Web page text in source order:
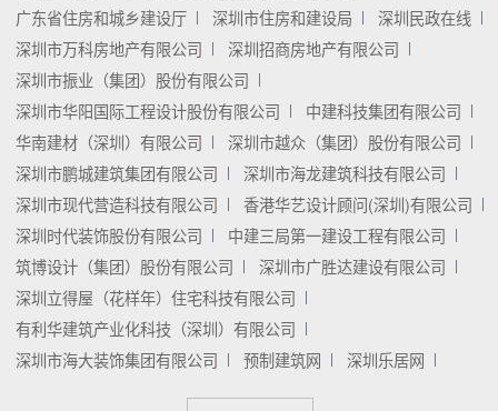
广东省住房和城乡建设厅
深圳市住房和建设局
深圳民政在线
深圳市万科房地产有限公司
深圳招商房地产有限公司
深圳市振业（集团）股份有限公司
深圳市华阳国际工程设计股份有限公司
中建科技集团有限公司
华南建材（深圳）有限公司
深圳市越众（集团）股份有限公司
深圳市鹏城建筑集团有限公司
深圳市海龙建筑科技有限公司
深圳市现代营造科技有限公司
香港华艺设计顾问(深圳)有限公司
深圳时代装饰股份有限公司
中建三局第一建设工程有限公司
筑博设计（集团）股份有限公司
深圳市广胜达建设有限公司
深圳立得屋（花样年）住宅科技有限公司
有利华建筑产业化科技（深圳）有限公司
深圳市海大装饰集团有限公司
预制建筑网 深圳乐居网